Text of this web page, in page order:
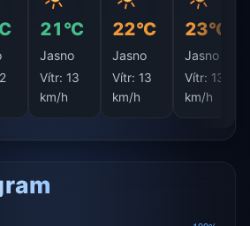
21°C
Jasno
Vítr: 13
km/h
22°C
Jasno
Vítr: 13
km/h
23°C
Jasno
Vítr: 13
km/h